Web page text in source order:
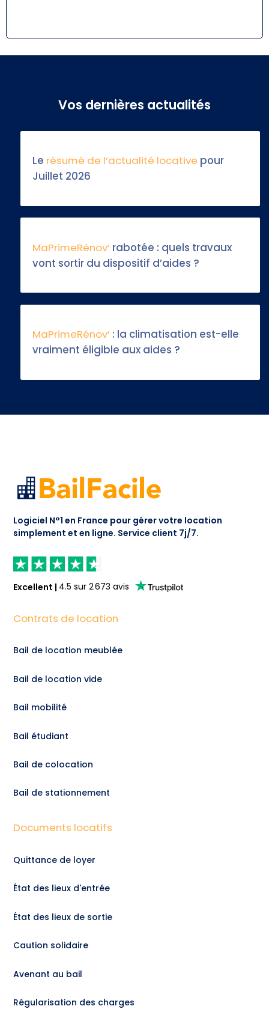
Vos dernières actualités
Le résumé de l’actualité locative pour
Juillet 2026
MaPrimeRénov’ rabotée : quels travaux
vont sortir du dispositif d’aides ?
MaPrimeRénov’ : la climatisation est-elle
vraiment éligible aux aides ?
Logiciel N°1 en France pour gérer votre location
simplement et en ligne. Service client 7j/7.
Excellent | 4.5 sur2 673 avis
Contrats de location
Bail de location meublée
Bail de location vide
Bail mobilité
Bail étudiant
Bail de colocation
Bail de stationnement
Documents locatifs
Quittance de loyer
État des lieux d'entrée
État des lieux de sortie
Caution solidaire
Avenant au bail
Régularisation des charges